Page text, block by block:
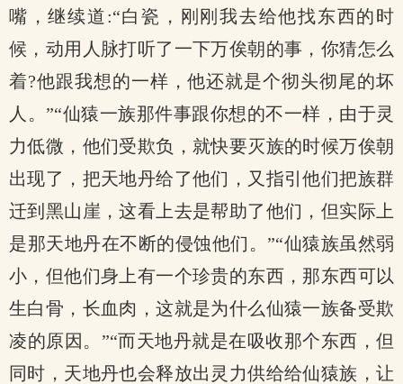
嘴，继续道:“白瓷，刚刚我去给他找东西的时
候，动用人脉打听了一下万俟朝的事，你猜怎么
着?他跟我想的一样，他还就是个彻头彻尾的坏
人。”“仙猿一族那件事跟你想的不一样，由于灵
力低微，他们受欺负，就快要灭族的时候万俟朝
出现了，把天地丹给了他们，又指引他们把族群
迁到黑山崖，这看上去是帮助了他们，但实际上
是那天地丹在不断的侵蚀他们。”“仙猿族虽然弱
小，但他们身上有一个珍贵的东西，那东西可以
生白骨，长血肉，这就是为什么仙猿一族备受欺
凌的原因。”“而天地丹就是在吸收那个东西，但
同时，天地丹也会释放出灵力供给给仙猿族，让